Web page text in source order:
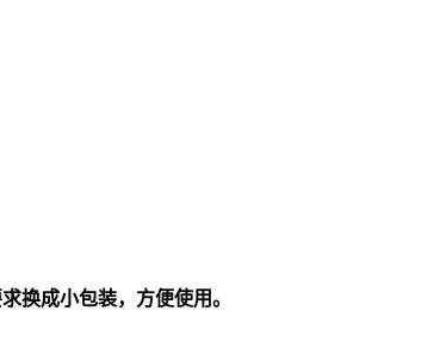
换成小包装，方便使用。